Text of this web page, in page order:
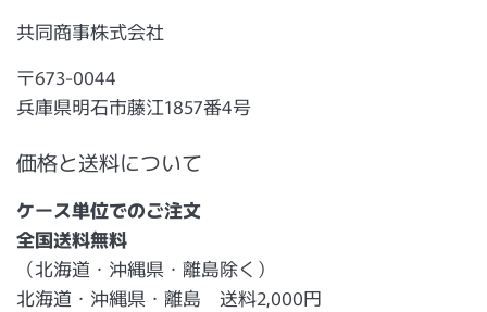
共同商事株式会社
〒673-0044
兵庫県明石市藤江1857番4号
価格と送料について
ケース単位でのご注文
全国送料無料
（北海道・沖縄県・離島除く）
北海道・沖縄県・離島 送料2,000円